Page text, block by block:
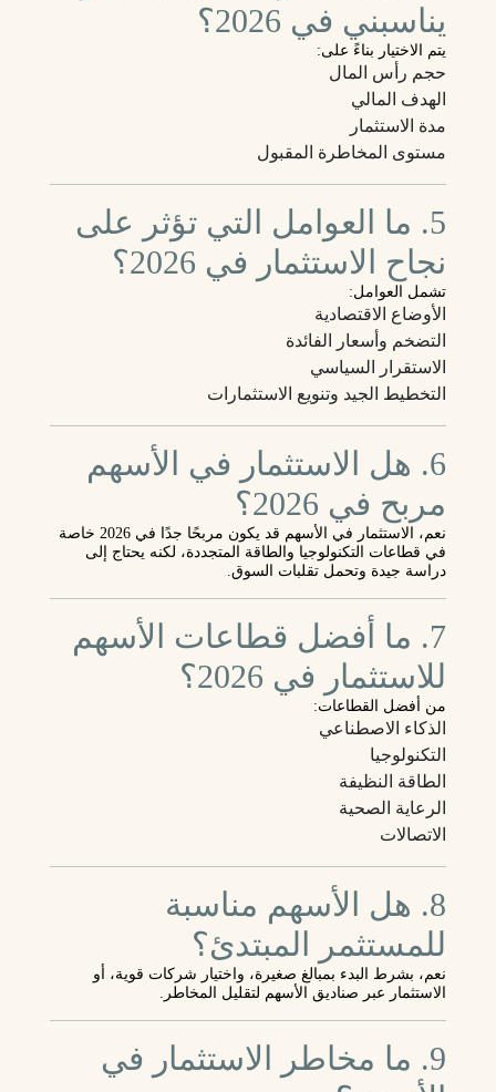
يناسبني في 2026؟
يتم الاختيار بناءً على:
حجم رأس المال
الهدف المالي
مدة الاستثمار
مستوى المخاطرة المقبول
5. ما العوامل التي تؤثر على
نجاح الاستثمار في 2026؟
تشمل العوامل:
الأوضاع الاقتصادية
التضخم وأسعار الفائدة
الاستقرار السياسي
التخطيط الجيد وتنويع الاستثمارات
6. هل الاستثمار في الأسهم
مربح في 2026؟
نعم، الاستثمار في الأسهم قد يكون مربحًا جدًا في 2026 خاصة
في قطاعات التكنولوجيا والطاقة المتجددة، لكنه يحتاج إلى
دراسة جيدة وتحمل تقلبات السوق.
7. ما أفضل قطاعات الأسهم
للاستثمار في 2026؟
من أفضل القطاعات:
الذكاء الاصطناعي
التكنولوجيا
الطاقة النظيفة
الرعاية الصحية
الاتصالات
8. هل الأسهم مناسبة
للمستثمر المبتدئ؟
نعم، بشرط البدء بمبالغ صغيرة، واختيار شركات قوية، أو
الاستثمار عبر صناديق الأسهم لتقليل المخاطر.
9. ما مخاطر الاستثمار في